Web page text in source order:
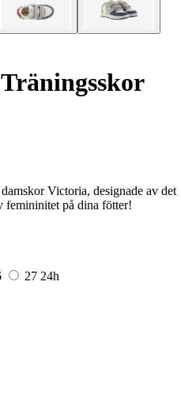
Träningsskor
Victoria, designade av det
femininitet på dina fötter!
27 24h